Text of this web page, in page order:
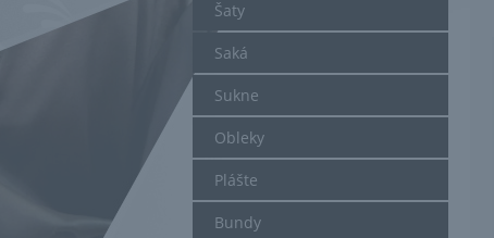
Šaty
Saká
Sukne
Obleky
Plášte
Bundy